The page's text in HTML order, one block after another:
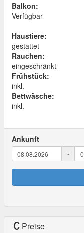
Balkon:
Verfügbar
Haustiere:
gestattet
Rauchen:
eingeschränkt
Frühstück:
inkl.
Bettwäsche:
inkl.
Ankunft
-
Preise